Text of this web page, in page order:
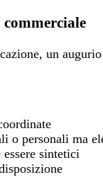
un
o personali ma
sintetici